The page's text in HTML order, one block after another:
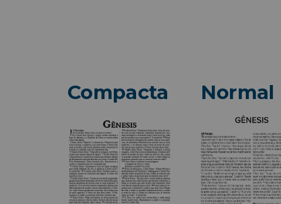
Compacta Normal